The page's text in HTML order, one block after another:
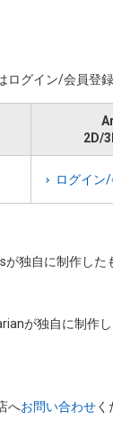
グイン/会員登
2D/
ログイン
独自に制作し
が独自に制作
へお問い合わせく